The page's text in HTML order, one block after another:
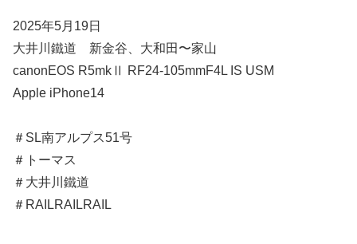
2025年5月19日
大井川鐵道 新金谷、大和田〜家山
canonEOS R5mkⅡ RF24-105mmF4L IS USM
Apple iPhone14
＃SL南アルプス51号
＃トーマス
＃大井川鐵道
＃RAILRAILRAIL